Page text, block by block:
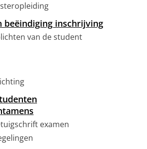
beëindiging inschrijving
van de student
examen